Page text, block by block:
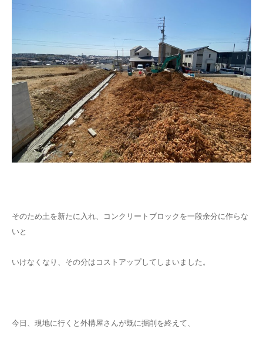
そのため土を新たに入れ、コンクリートブロックを一段余分に作らな
いと
いけなくなり、その分はコストアップしてしまいました。
今日、現地に行くと外構屋さんが既に掘削を終えて、